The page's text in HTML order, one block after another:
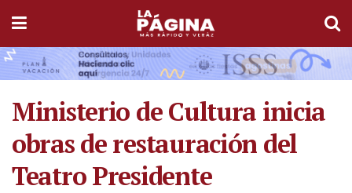
Ministerio de Cultura inicia
obras de restauración del
Teatro Presidente